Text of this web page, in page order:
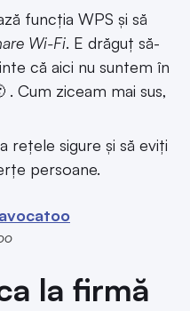
funcția WPS și să
Wi-Fi. E drăguț să-
că aici nu suntem în
Cum ziceam mai sus,
rețele sigure și să eviți
persoane.
la firmă